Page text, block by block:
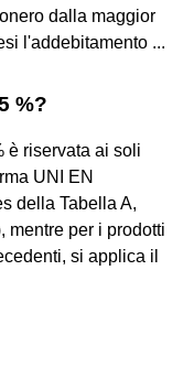
dalla maggior
l'addebitamento ...
%?
è riservata ai soli
UNI EN
della Tabella A,
mentre per i prodotti
si applica il